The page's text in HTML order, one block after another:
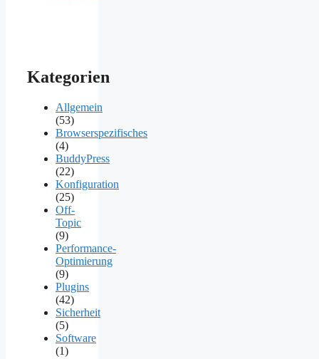
Kategorien
Allgemein
(53)
Browserspezifisches
(4)
BuddyPress
(22)
Konfiguration
(25)
Off-
Topic
(9)
Performance-
Optimierung
(9)
Plugins
(42)
Sicherheit
(5)
Software
(1)